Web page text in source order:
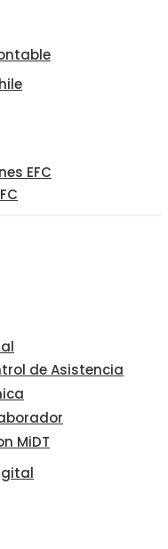
EFC
de Asistencia
MiDT